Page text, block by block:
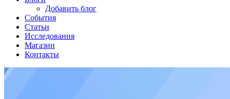
Добавить блог
События
Статьи
Исследования
Магазин
Контакты